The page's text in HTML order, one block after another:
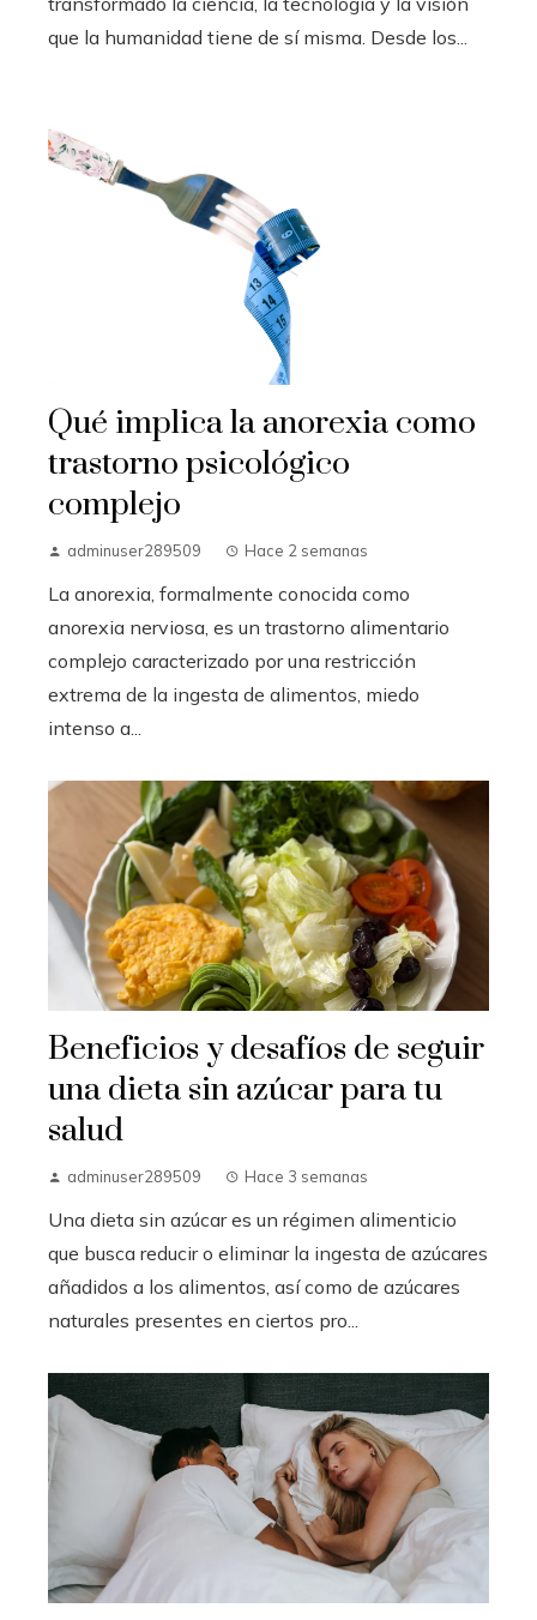
que la humanidad tiene de sí misma. Desde los...
Qué implica la anorexia como
trastorno psicológico
complejo
adminuser289509 Hace 2 semanas
La anorexia, formalmente conocida como
anorexia nerviosa, es un trastorno alimentario
complejo caracterizado por una restricción
extrema de la ingesta de alimentos, miedo
intenso a...
Beneficios y desafíos de seguir
una dieta sin azúcar para tu
salud
adminuser289509 Hace 3 semanas
Una dieta sin azúcar es un régimen alimenticio
que busca reducir o eliminar la ingesta de azúcares
añadidos a los alimentos, así como de azúcares
naturales presentes en ciertos pro...